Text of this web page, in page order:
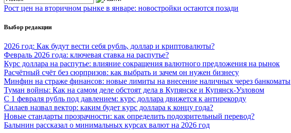
Рост цен на вторичном рынке в январе: новостройки остаются позади
Выбор редакции
2026 год: Как будут вести себя рубль, доллар и криптовалюты?
Февраль 2026 года: ключевая ставка на распутье?
Курс доллара на распутье: влияние сокращения валютного предложения на рынок
Расчётный счёт без сюрпризов: как выбрать и зачем он нужен бизнесу
Минфин на страже финансов: новые лимиты на внесение наличных через банкоматы
Туман войны: Как на самом деле обстоят дела в Купянске и Купянск-Узловом
С 1 февраля рубль под давлением: курс доллара движется к антирекорду
Силаев назвал вектор: каким будет курс доллара к концу года?
Новые стандарты прозрачности: как определить подозрительный перевод?
Балынин рассказал о минимальных курсах валют на 2026 год